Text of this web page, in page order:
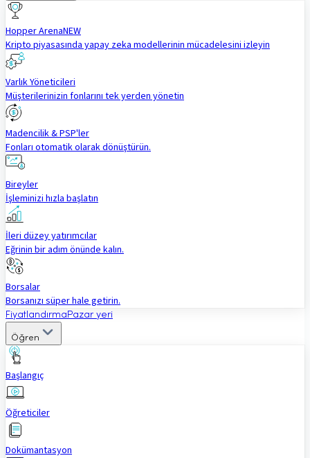
Hopper ArenaNEW
Kripto piyasasında yapay zeka modellerinin mücadelesini izleyin
Varlık Yöneticileri
Müşterilerinizin fonlarını tek yerden yönetin
Madencilik & PSP'ler
Fonları otomatik olarak dönüştürün.
Bireyler
İşleminizi hızla başlatın
İleri düzey yatırımcılar
Eğrinin bir adım önünde kalın.
Borsalar
Borsanızı süper hale getirin.
Fiyatlandırma Pazar yeri
Öğren
Başlangıç
Öğreticiler
Dokümantasyon